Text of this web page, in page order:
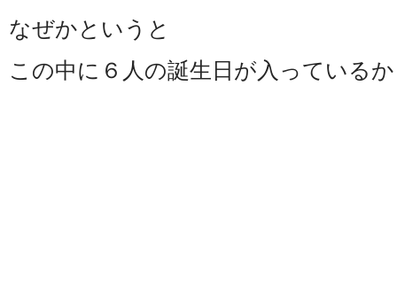
なぜかというと
この中に６人の誕生日が入っている